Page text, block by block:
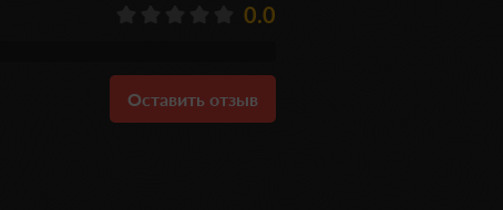
0.0
Оставить отзыв